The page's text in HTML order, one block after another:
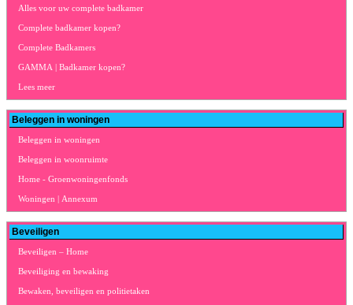
Alles voor uw complete badkamer
Complete badkamer kopen?
Complete Badkamers
GAMMA | Badkamer kopen?
Lees meer
Beleggen in woningen
Beleggen in woningen
Beleggen in woonruimte
Home - Groenwoningenfonds
Woningen | Annexum
Beveiligen
Beveiligen – Home
Beveiliging en bewaking
Bewaken, beveiligen en politietaken